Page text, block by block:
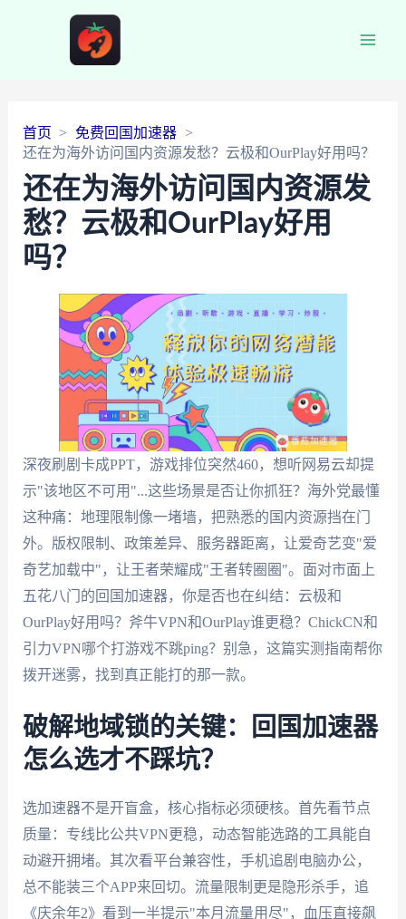
首页
免费回国加速器
还在为海外访问国内资源发愁？云极和OurPlay好用吗？
还在为海外访问国内资源发
愁？云极和OurPlay好用
吗？
深夜刷剧卡成PPT，游戏排位突然460，想听网易云却提
示"该地区不可用"...这些场景是否让你抓狂？海外党最懂
这种痛：地理限制像一堵墙，把熟悉的国内资源挡在门
外。版权限制、政策差异、服务器距离，让爱奇艺变"爱
奇艺加载中"，让王者荣耀成"王者转圈圈"。面对市面上
五花八门的回国加速器，你是否也在纠结：云极和
OurPlay好用吗？斧牛VPN和OurPlay谁更稳？ChickCN和
引力VPN哪个打游戏不跳ping？别急，这篇实测指南帮你
拨开迷雾，找到真正能打的那一款。
破解地域锁的关键：回国加速器
怎么选才不踩坑？
选加速器不是开盲盒，核心指标必须硬核。首先看节点
质量：专线比公共VPN更稳，动态智能选路的工具能自
动避开拥堵。其次看平台兼容性，手机追剧电脑办公，
总不能装三个APP来回切。流量限制更是隐形杀手，追
《庆余年2》看到一半提示"本月流量用尽"，血压直接飙